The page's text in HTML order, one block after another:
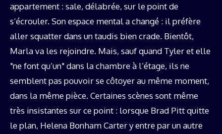
appartement : sale, délabrée, sur le point de
s’écrouler. Son espace mental a changé : il préfère
aller squatter dans un taudis bien crade. Bientôt,
Marla va les rejoindre. Mais, sauf quand Tyler et elle
"ne font qu’un" dans la chambre à l’étage, ils ne
semblent pas pouvoir se côtoyer au même moment,
dans la même pièce. Certaines scènes sont même
très insistantes sur ce point : lorsque Brad Pitt quitte
le plan, Helena Bonham Carter y entre par un autre